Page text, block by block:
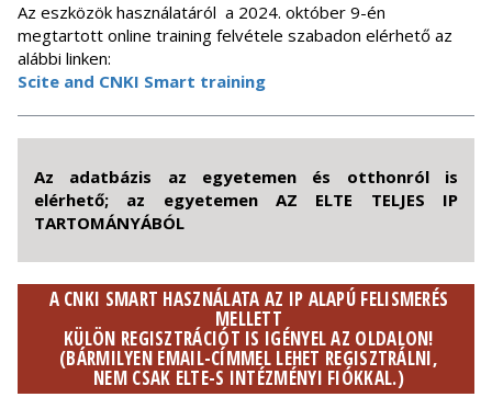
Az eszközök használatáról a 2024. október 9-én
megtartott online training felvétele szabadon elérhető az
alábbi linken:
Scite and CNKI Smart training
Az adatbázis az egyetemen és otthonról is
elérhető; az egyetemen AZ ELTE TELJES IP
TARTOMÁNYÁBÓL
A CNKI SMART HASZNÁLATA AZ IP ALAPÚ FELISMERÉS
MELLETT
KÜLÖN REGISZTRÁCIÓT IS IGÉNYEL AZ OLDALON!
(BÁRMILYEN EMAIL-CÍMMEL LEHET REGISZTRÁLNI,
NEM CSAK ELTE-S INTÉZMÉNYI FIÓKKAL.)